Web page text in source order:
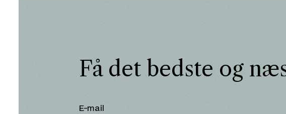
Få det bedste og
E-mail